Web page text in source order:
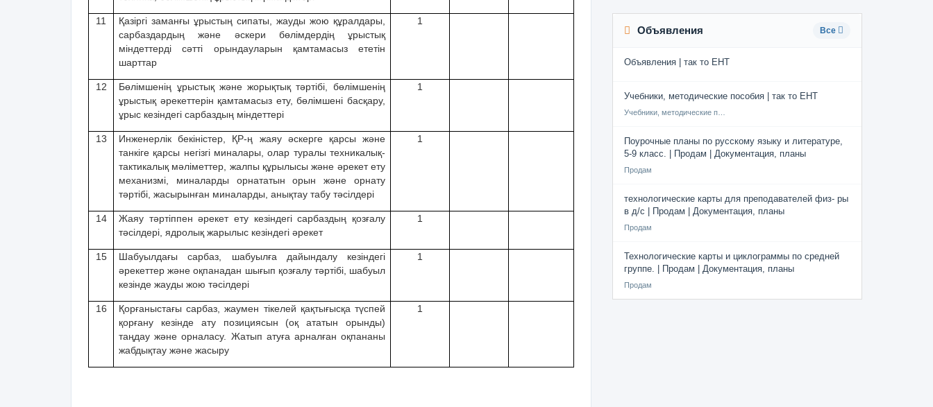
11
Қазіргі заманғы ұрыстың сипаты, жауды жою құралдары,
сарбаздардың жəне əскери бөлімдердің ұрыстық
міндеттерді сəтті орындауларын қамтамасыз ететін
шарттар
1
12
Бөлімшенің ұрыстық жəне жорықтық тəртібі, бөлімшенің
ұрыстық əрекеттерін қамтамасыз ету, бөлімшені басқару,
ұрыс кезіндегі сарбаздың міндеттері
1
13
Инженерлік бекіністер, ҚР-ң жаяу əскерге қарсы жəне
танкіге қарсы негізгі миналары, олар туралы техникалық-
тактикалық мəліметтер, жалпы құрылысы жəне əрекет ету
механизмі, миналарды орнататын орын жəне орнату
тəртібі, жасырынған миналарды, анықтау табу тəсілдері
1
14
Жаяу тəртіппен əрекет ету кезіндегі сарбаздың қозғалу
тəсілдері, ядролық жарылыс кезіндегі əрекет
1
15
Шабуылдағы сарбаз, шабуылға дайындалу кезіндегі
əрекеттер жəне оқпанадан шығып қозғалу тəртібі, шабуыл
кезінде жауды жою тəсілдері
1
16
Қорғаныстағы сарбаз, жаумен тікелей қақтығысқа түспей
қорғану кезінде ату позициясын (оқ ататын орынды)
таңдау жəне орналасу. Жатып атуға арналған оқпананы
жабдықтау жəне жасыру
1
Объявления Все
Объявления | так то ЕНТ
Учебники, методические пособия | так то ЕНТ
Поурочные планы по русскому языку и литературе,
5-9 класс. | Продам | Документация, планы
Продам
технологические карты для преподавателей физ- ры
в д/с | Продам | Документация, планы
Продам
Технологические карты и циклограммы по средней
группе. | Продам | Документация, планы
Продам